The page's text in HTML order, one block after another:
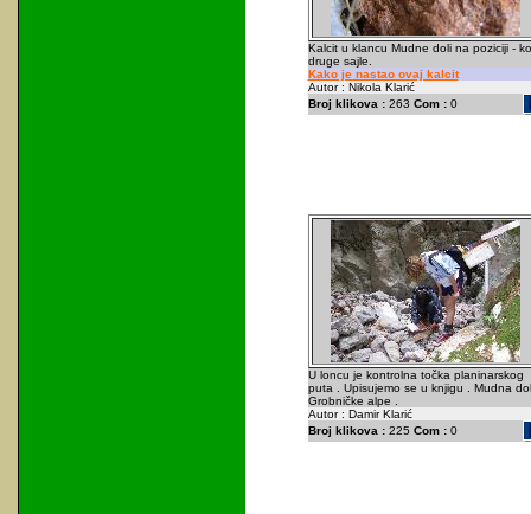
Kalcit u klancu Mudne doli na poziciji -
druge sajle.
Kako je nastao ovaj kalcit
Autor : Nikola Klarić
Broj klikova :263 Com :0
U loncu je kontrolna točka planinarskog
puta . Upisujemo se u knjigu . Mudna
Grobničke alpe .
Autor : Damir Klarić
Broj klikova :225 Com :0